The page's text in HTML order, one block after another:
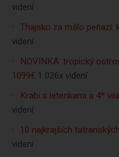
videní
Thajsko za málo peňazí:
videní
NOVINKA: tropický
1099€ 1 026x videní
Krabi s letenkami a 4*
videní
10 najkrajších
videní